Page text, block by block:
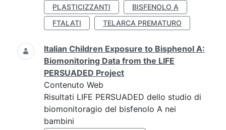
PLASTICIZZANTI
BISFENOLO A
FTALATI
TELARCA PREMATURO
Italian Children Exposure to Bisphenol A:
Biomonitoring Data from the LIFE
PERSUADED Project
Contenuto Web
Risultati LIFE PERSUADED dello studio di
biomonitoragio del bisfenolo A nei
bambini